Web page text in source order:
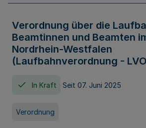
Verordnung über die
Beamtinnen und Beamten
Nordrhein-Westfalen
(Laufbahnverordnung -
In Kraft Seit 07. Juni 2025
Verordnung